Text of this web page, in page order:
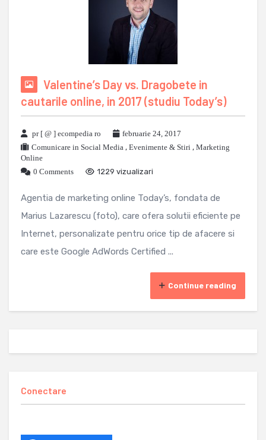
Valentine’s Day vs. Dragobete in
cautarile online, in 2017 (studiu Today’s)
pr [ @ ] ecompedia ro
februarie 24, 2017
Comunicare in Social Media , Evenimente & Stiri , Marketing
Online
0 Comments
1229 vizualizari
Agentia de marketing online Today’s, fondata de
Marius Lazarescu (foto), care ofera solutii eficiente pe
Internet, personalizate pentru orice tip de afacere si
care este Google AdWords Certified ...
Continue reading
Conectare